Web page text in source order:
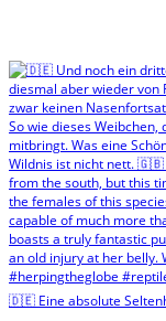
🇩🇪 Eine absolute